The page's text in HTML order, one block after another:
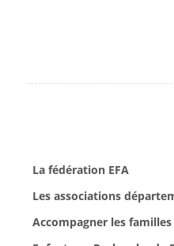
La fédération EFA
Les associations
Accompagner les familles